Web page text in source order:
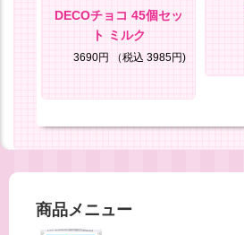
DECOチョコ 45個セッ
ト ミルク
3690円 （税込 3985円)
商品メニュー